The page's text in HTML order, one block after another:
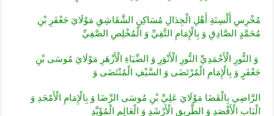
مُخْرِسِ أَلْسِنَةِ أَهْلِ الْجِدَالِ مُسَاكِنِ الشَّقَاشِقِ مَوْلَايَ جَعْفَرِ بْنِ
مُحَمَّدٍ الصَّادِقِ وَ بِالْإِمَامِ التَّقِيِّ وَ الْمُخْلِصِ الصَّفِيِّ
وَ النُّورِ الْأَحْمَدِيِّ النُّورِ الْأَنْوَرِ وَ الضِّيَاءِ الْأَزْهَرِ مَوْلَايَ مُوسَى بْنِ
جَعْفَرٍ وَ بِالْإِمَامِ الْمُرْتَضَى وَ السَّيْفِ الْمُنْتَضَى وَ
الرَّاضِي بِالْقَضَا مَوْلَايَ عَلِيِّ بْنِ مُوسَى الرِّضَا وَ بِالْإِمَامِ الْأَمْجَدِ وَ
الْبَابِ الْأَقْصَدِ وَ الطَّرِيقِ الْأَرْشَدِ وَ الْعَالِمِ الْمُؤَيَّدِ